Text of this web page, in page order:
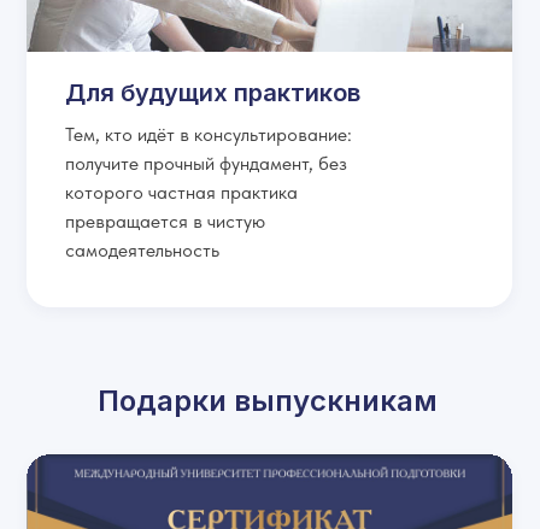
Тем, кто идёт в консультирование:
получите прочный фундамент, без
которого частная практика
превращается в чистую
самодеятельность
Для будущих практиков
Подарки выпускникам